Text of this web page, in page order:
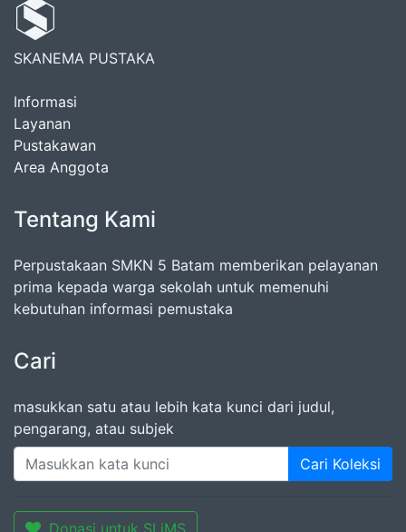
SKANEMA PUSTAKA
Informasi
Layanan
Pustakawan
Area Anggota
Tentang Kami
Perpustakaan SMKN 5 Batam memberikan pelayanan
prima kepada warga sekolah untuk memenuhi
kebutuhan informasi pemustaka
Cari
masukkan satu atau lebih kata kunci dari judul,
pengarang, atau subjek
Cari Koleksi
Donasi untuk SLiMS